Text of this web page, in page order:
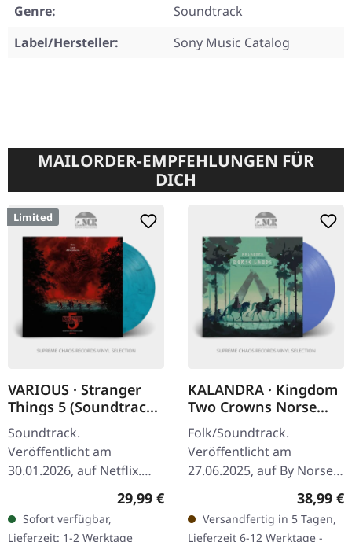
Genre:
Soundtrack
Label/Hersteller:
Sony Music Catalog
MAILORDER-EMPFEHLUNGEN FÜR
DICH
Limited
VARIOUS · Stranger
Things 5 (Soundtrack
From The Netflix
Series) | SEA BLUE
MARBLED LP
Soundtrack.
Veröffentlicht am
30.01.2026, auf Netflix.
Seeblau marmoriertes
Vinyl im Standard-Cover.
Limitierte Auflage. Das
Regulärer Preis:
29,99 €
Sofort verfügbar,
Lieferzeit: 1-2 Werktage
KALANDRA · Kingdom
Two Crowns Norse
Lands Extended
Soundtrack | SEA
BLUE LP
Folk/Soundtrack.
Veröffentlicht am
27.06.2025, auf By Norse
Music. Sea Blue Vinyl.
"Kingdom Two Crowns:
Norse Lands Extended
38,99 €
Versandfertig in 5 Tagen,
Lieferzeit 6-12 Werktage -